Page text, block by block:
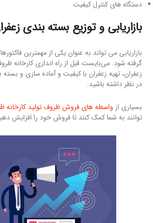
دستگاه های کنترل کیفیت
بازاریابی و توزیع بسته بندی
بازاریابی می تواند به عنوان یکی از مهمترین
گرفته شود. می‌بایست قبل از راه اندازی کارخانه
زعفران، تهیه زعفران با کیفیت و آماده سازی و بسته
در نظر داشته باشید.
بسیاری از واسطه های فروش ظروف تولید کارخانه
توانند به شما کمک کنند تا فروش خود را افزایش